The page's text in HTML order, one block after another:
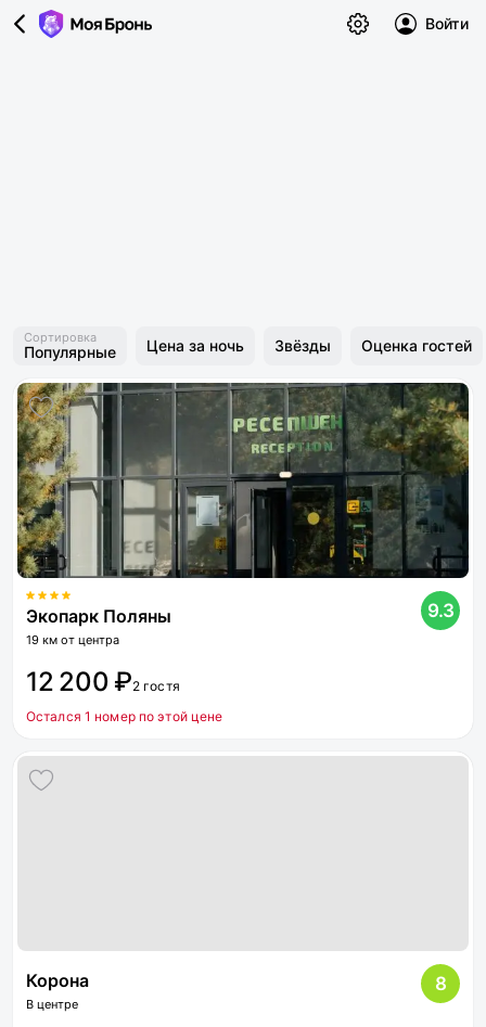
Войти
Сортировка
Популярные Цена за ночь Звёзды Оценка гостей
Экопарк Поляны
19 км от центра
9.3
12 200 ₽2 гостя
Остался 1 номер по этой цене
Корона
В центре
8